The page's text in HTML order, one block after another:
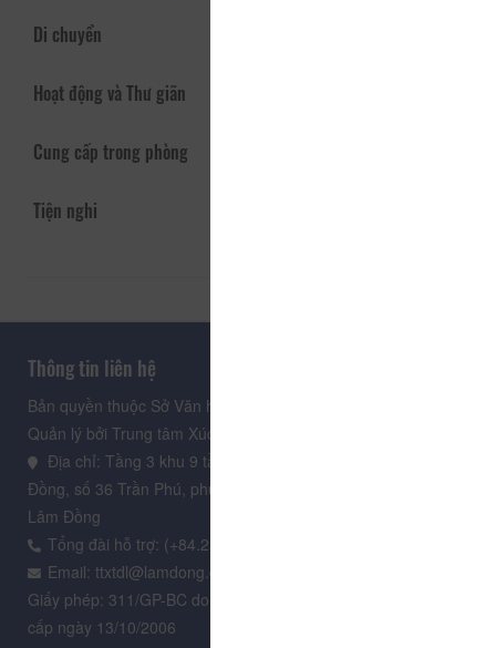
Di chuyển
Hoạt động và Thư giãn
Cung cấp trong phòng
Tiện nghi
Thông tin liên hệ
Bản quyền thuộc Sở Văn hoá, Thể thao và Du lịch Lâm Đồng.
Quản lý bởi Trung tâm Xúc tiến Du lịch Lâm Đồng
Địa chỉ: Tầng 3 khu 9 tầng, Trung tâm Hành chính tỉnh Lâm
Đồng, số 36 Trần Phú, phường Xuân Hương - Đà Lạt, tỉnh
Lâm Đồng
Tổng đài hỗ trợ: (+84.235) 3.916.961
Email: ttxtdl@lamdong.gov.vn
Giấy phép: 311/GP-BC do Cục Báo chí - Bộ Văn hóa Thông tin
cấp ngày 13/10/2006